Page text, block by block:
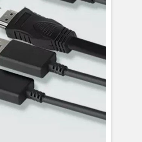
và cung cấp giải pháp công nghệ uy tín tại
sản phẩm:Laptop
,Tổng đài Màn hình tương tác
hút ẩm... cùng nhiều thiết bị công nghệ
hãng, giá tốt, dịch vụ chuyên nghiệp
gia đình và cá nhân.